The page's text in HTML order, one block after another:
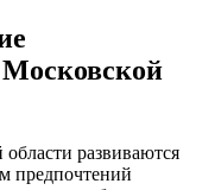
Московской
развиваются
предпочтений